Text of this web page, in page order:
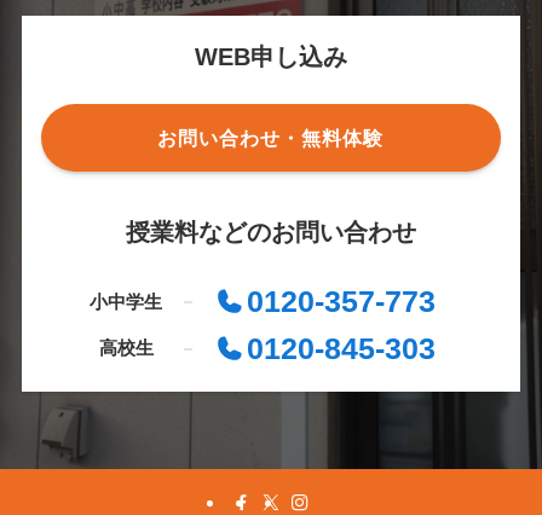
WEB申し込み
お問い合わせ・無料体験
授業料などのお問い合わせ
小中学生 0120-357-773
高校生 0120-845-303